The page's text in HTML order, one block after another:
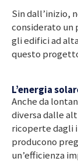
Sin dall’inizio,
considerato
gli edifici ad
questo
L’energia
Anche da
diversa dalle
ricoperte dagli
producono
un’efficienza